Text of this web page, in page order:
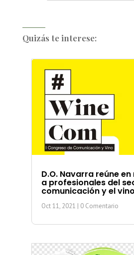
Quizás te interese:
D.O. Navarra reúne
a profesionales del
comunicación y el vino
Oct 11, 2021 | 0 Comentario